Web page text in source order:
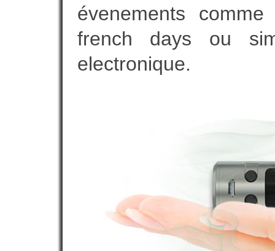
évenements
french days ou
electronique.